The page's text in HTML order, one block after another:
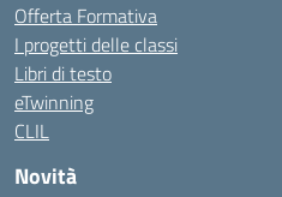
Offerta Formativa
I progetti delle classi
Libri di testo
eTwinning
CLIL
Novità